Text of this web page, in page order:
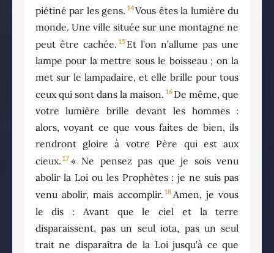
piétiné par les gens. 14Vous êtes la lumière du
monde. Une ville située sur une montagne ne
peut être cachée. 15 Et l’on n’allume pas une
lampe pour la mettre sous le boisseau ; on la
met sur le lampadaire, et elle brille pour tous
ceux qui sont dans la maison. 16 De même, que
votre lumière brille devant les hommes :
alors, voyant ce que vous faites de bien, ils
rendront gloire à votre Père qui est aux
cieux. 17 « Ne pensez pas que je sois venu
abolir la Loi ou les Prophètes : je ne suis pas
venu abolir, mais accomplir. 18 Amen, je vous
le dis : Avant que le ciel et la terre
disparaissent, pas un seul iota, pas un seul
trait ne disparaîtra de la Loi jusqu’à ce que